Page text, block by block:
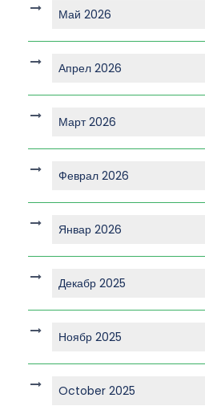
Май 2026
Апрел 2026
Март 2026
Феврал 2026
Январ 2026
Декабр 2025
Ноябр 2025
October 2025